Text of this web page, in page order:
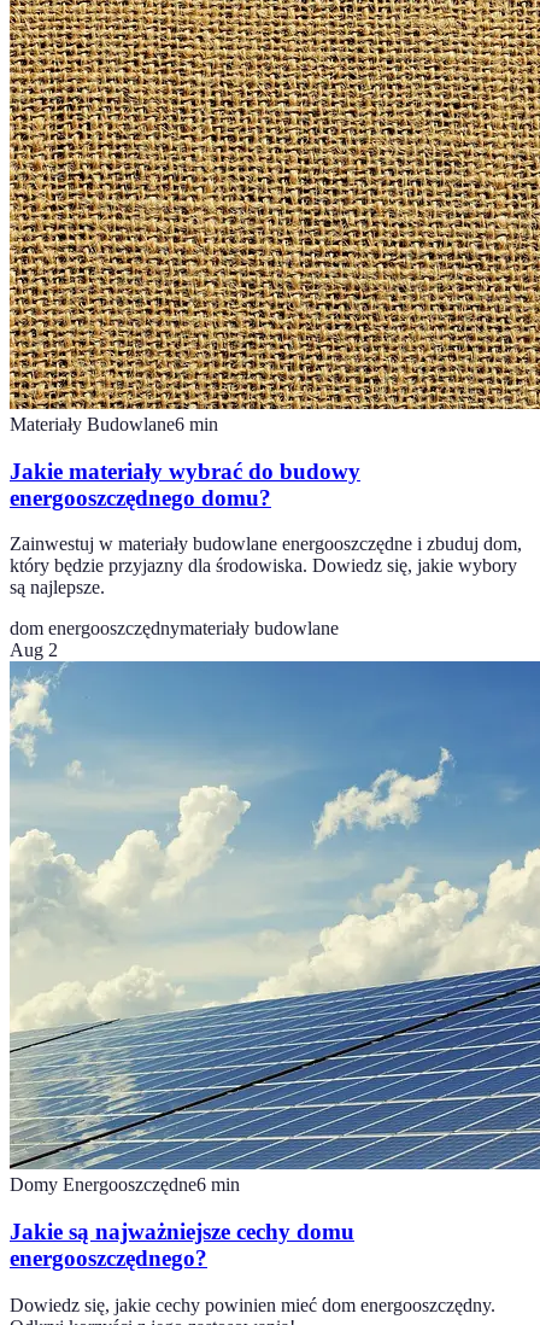
Materiały Budowlane6 min
Jakie materiały wybrać do budowy
energooszczędnego domu?
Zainwestuj w materiały budowlane energooszczędne i zbuduj dom,
który będzie przyjazny dla środowiska. Dowiedz się, jakie wybory
są najlepsze.
dom energooszczędnymateriały budowlane
Aug 2
Domy Energooszczędne6 min
Jakie są najważniejsze cechy domu
energooszczędnego?
Dowiedz się, jakie cechy powinien mieć dom energooszczędny.